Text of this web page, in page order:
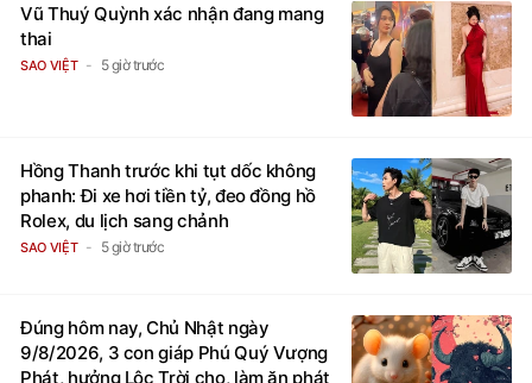
Vũ Thuý Quỳnh xác nhận đang mang
thai
SAO VIỆT 5 giờ trước
Hồng Thanh trước khi tụt dốc không
phanh: Đi xe hơi tiền tỷ, đeo đồng hồ
Rolex, du lịch sang chảnh
SAO VIỆT 5 giờ trước
Đúng hôm nay, Chủ Nhật ngày
9/8/2026, 3 con giáp Phú Quý Vượng
Phát, hưởng Lộc Trời cho, làm ăn phát